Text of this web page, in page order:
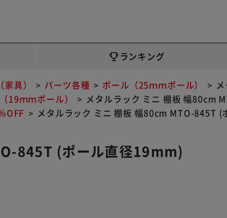
ランキング
具） パーツ各種 ポール（25ｍｍポール）
19ｍｍポール）
メタルラック ミニ 棚板 幅80cm
OFF
メタルラック ミニ 棚板 幅80cm MTO-845T (
845T (ポール直径19mm)